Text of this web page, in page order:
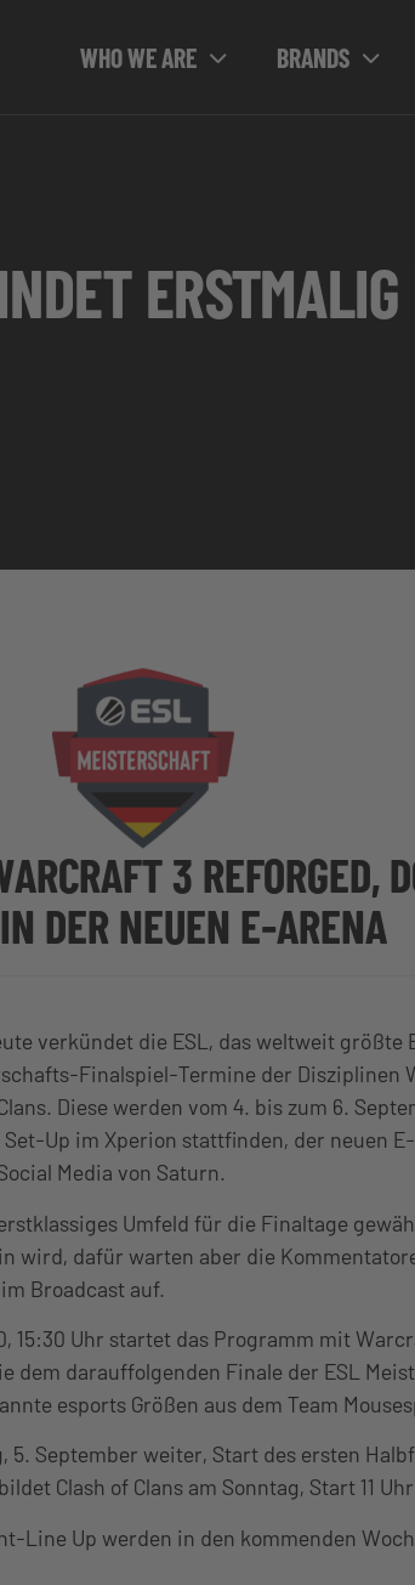
WHO WE ARE BRANDS
3 REFORGED,
DER NEUEN E-ARENA
verkündet die ESL, das weltweit größte
Finalspiel-Termine der Disziplinen
Diese werden vom 4. bis zum 6.
Up im Xperion stattfinden, der neuen
Media von Saturn.
Umfeld für die Finaltage
wird, dafür warten aber die
Broadcast auf.
15:30 Uhr startet das Programm mit
dem darauffolgenden Finale der ESL
esports Größen aus dem Team
5. September weiter, Start des ersten
Clash of Clans am Sonntag, Start 11
Line Up werden in den kommenden